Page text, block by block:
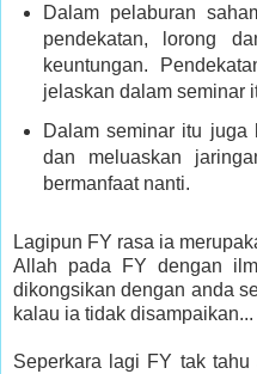
Dalam pelaburan
pendekatan, lorong
keuntungan.
jelaskan dalam seminar
Dalam seminar itu juga
dan meluaskan
bermanfaat nanti.
Lagipun FY rasa ia
Allah pada FY dengan
dikongsikan dengan anda
kalau ia tidak disampaikan...
Seperkara lagi FY tak